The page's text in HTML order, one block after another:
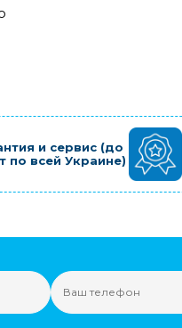
и сервис (до
по всей Украине)